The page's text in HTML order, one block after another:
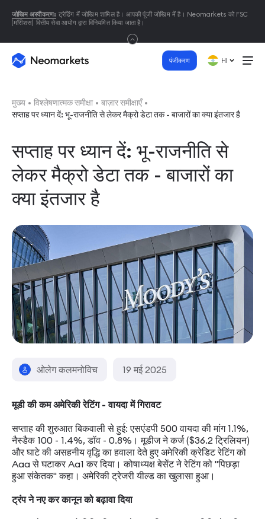
जोखिम अस्वीकरण: ट्रेडिंग में जोखिम शामिल है। आपकी पूंजी जोखिम में है। Neomarkets को FSC
(मॉरीशस) वित्तीय सेवा आयोग द्वारा विनियमित किया जाता है।
पंजीकरण HI
मुख्य विश्लेषणात्मक समीक्षा
बाज़ार समीक्षाएँ
सप्ताह पर ध्यान दें: भू-राजनीति से लेकर मैक्रो डेटा तक - बाजारों का क्या इंतजार है
सप्ताह पर ध्यान दें: भू-राजनीति से
लेकर मैक्रो डेटा तक - बाजारों का
क्या इंतजार है
ओलेग कलमनोविच 19 मई 2025
मूडी की कम अमेरिकी रेटिंग - वायदा में गिरावट
सप्ताह की शुरुआत बिकवाली से हुई: एसएंडपी 500 वायदा की मांग 1.1%,
नैस्डैक 100 - 1.4%, डॉव - 0.8%। मूडीज ने कर्ज ($36.2 ट्रिलियन)
और घाटे की असहनीय वृद्धि का हवाला देते हुए अमेरिकी क्रेडिट रेटिंग को
Aaa से घटाकर Aa1 कर दिया। कोषाध्यक्ष बेसेंट ने रेटिंग को "पिछड़ा
हुआ संकेतक" कहा। अमेरिकी ट्रेजरी यील्ड का खुलासा हुआ।
ट्रंप ने नए कर कानून को बढ़ावा दिया